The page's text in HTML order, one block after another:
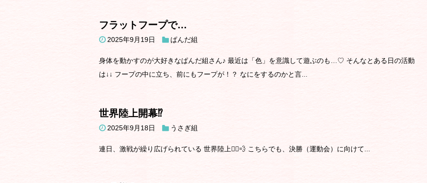
フラットフープで…
2025年9月19日 ぱんだ組
身体を動かすのが大好きなぱんだ組さん♪ 最近は「色」を意識して遊ぶのも…♡ そんなとある日の活動
は↓↓ フープの中に立ち、前にもフープが！？ なにをするのかと言...
世界陸上開幕⁉️
2025年9月18日 うさぎ組
連日、激戦が繰り広げられている 世界陸上🏃‍♂️💨 こちらでも、決勝（運動会）に向けて...